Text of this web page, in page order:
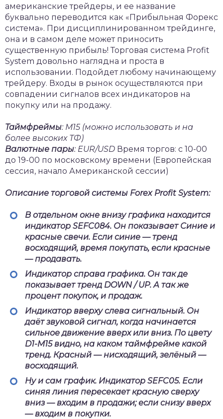
американские трейдеры, и ее название
буквально переводится как «Прибыльная Форекс
система». При дисциплинированном трейдинге,
она и в самом деле может приносить
существенную прибыль! Торговая система Profit
System довольно наглядна и проста в
использовании. Подойдет любому начинающему
трейдеру. Входы в рынок осуществляются при
совпадении сигналов всех индикаторов на
покупку или на продажу.
Таймфреймы: М15(можно использовать и на
более высоких ТФ)
Валютные пары: EUR/USD Время торгов: с 10-00
до 19-00 по московскому времени (Европейская
сессия, начало Американской сессии)
Описание торговой системы Forex Profit System:
В отдельном окне внизу графика находится
индикатор SEFC084. Он показывает Синие и
красные свечи. Если синие — тренд
восходящий, время покупать, если красные
— продавать.
Индикатор справа графика. Он так де
показывает тренд DOWN / UP. А так же
процент покупок, и продаж.
Индикатор вверху слева сигнальный. Он
даёт звуковой сигнал, когда начинается
сильное движение вверх или вниз. По цвету
D1-M15видно, на каком таймфрейме какой
тренд. Красный — нисходящий, зелёный —
восходящий.
Ну и сам график. Индикатор SEFC05. Если
синяя линия пересекает красную сверху
вниз — входим в продажи; если снизу вверх
— входим в покупки.